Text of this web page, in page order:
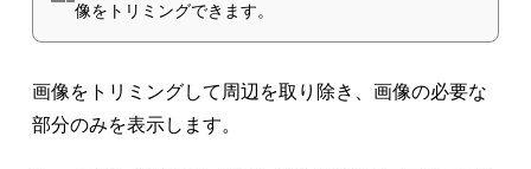
像をトリミングできます。
画像をトリミングして周辺を取り除き、画像の必要な
部分のみを表示します。